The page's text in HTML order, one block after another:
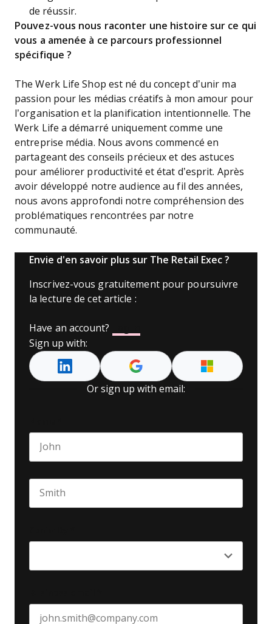
de réussir.
Pouvez-vous nous raconter une histoire sur ce qui
vous a amenée à ce parcours professionnel
spécifique ?
The Werk Life Shop est né du concept d’unir ma
passion pour les médias créatifs à mon amour pour
l’organisation et la planification intentionnelle. The
Werk Life a démarré uniquement comme une
entreprise média. Nous avons commencé en
partageant des conseils précieux et des astuces
pour améliorer productivité et état d’esprit. Après
avoir développé notre audience au fil des années,
nous avons approfondi notre compréhension des
problématiques rencontrées par notre
communauté.
Envie d'en savoir plus sur The Retail Exec ?
Inscrivez-vous gratuitement pour poursuivre
la lecture de cet article :
Have an account?
Sign up with:
Or sign up with email: